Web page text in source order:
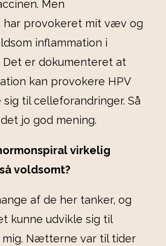
Men
har provokeret mit væv og
inflammation i
Det er dokumenteret at
kan provokere HPV
til celleforandringer. Så
jo god mening.
virkelig
voldsomt?
af de her tanker, og
kunne udvikle sig til
Nætterne var til tider